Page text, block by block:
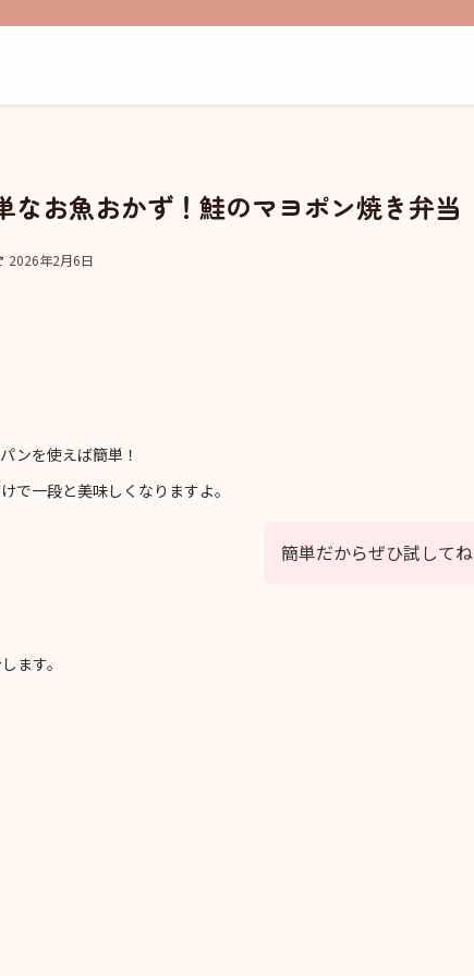
なお魚おかず！鮭のマヨポン焼き弁当
2026年2月6日
ンを使えば簡単！
で一段と美味しくなりますよ。
簡単だからぜひ試してね
ます。